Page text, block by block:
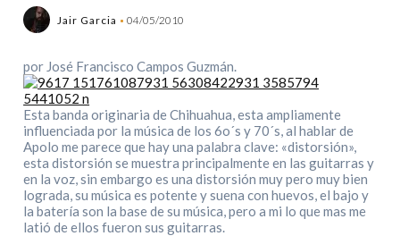
Jair Garcia 04/05/2010
por José Francisco Campos Guzmán.
Esta banda originaria de Chihuahua, esta ampliamente
influenciada por la música de los 6o´s y 70´s, al hablar de
Apolo me parece que hay una palabra clave: «distorsión»,
esta distorsión se muestra principalmente en las guitarras y
en la voz, sin embargo es una distorsión muy pero muy bien
lograda, su música es potente y suena con huevos, el bajo y
la batería son la base de su música, pero a mi lo que mas me
latió de ellos fueron sus guitarras.